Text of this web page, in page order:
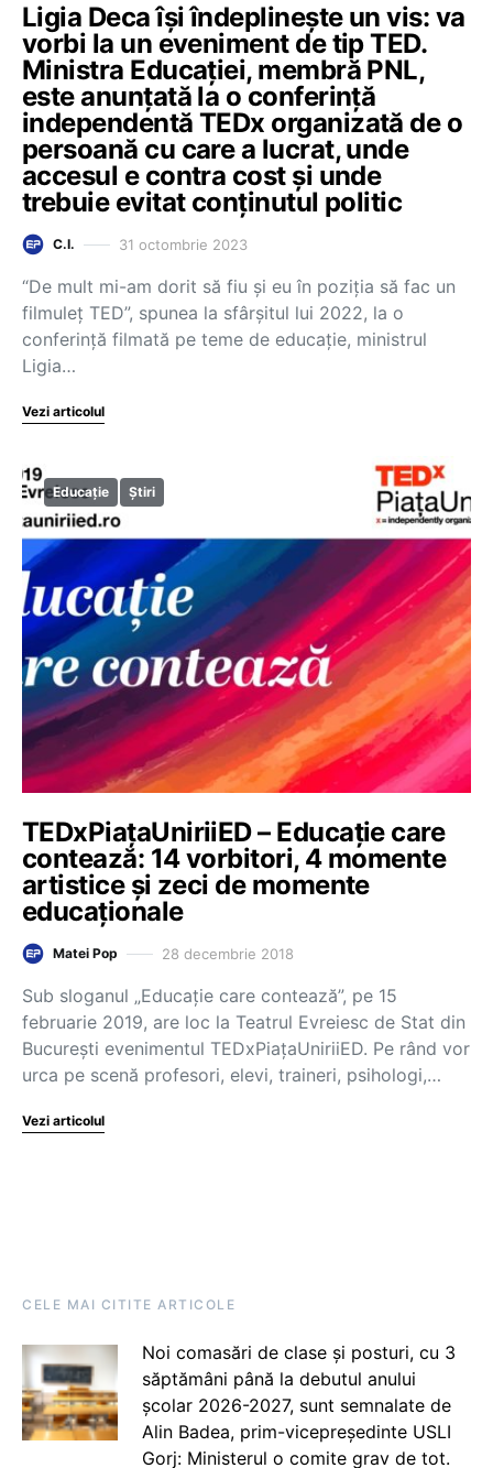
Ligia Deca își îndeplinește un vis: va
vorbi la un eveniment de tip TED.
Ministra Educației, membră PNL,
este anunțată la o conferință
independentă TEDx organizată de o
persoană cu care a lucrat, unde
accesul e contra cost și unde
trebuie evitat conținutul politic
C.I. 31 octombrie 2023
“De mult mi-am dorit să fiu și eu în poziția să fac un
filmuleț TED”, spunea la sfârșitul lui 2022, la o
conferință filmată pe teme de educație, ministrul
Ligia…
Vezi articolul
Educație Știri
TEDxPiațaUniriiED – Educație care
contează: 14 vorbitori, 4 momente
artistice și zeci de momente
educaționale
Matei Pop 28 decembrie 2018
Sub sloganul „Educație care contează”, pe 15
februarie 2019, are loc la Teatrul Evreiesc de Stat din
București evenimentul TEDxPiațaUniriiED. Pe rând vor
urca pe scenă profesori, elevi, traineri, psihologi,…
Vezi articolul
CELE MAI CITITE ARTICOLE
Noi comasări de clase și posturi, cu 3
săptămâni până la debutul anului
școlar 2026-2027, sunt semnalate de
Alin Badea, prim-vicepreședinte USLI
Gorj: Ministerul o comite grav de tot.